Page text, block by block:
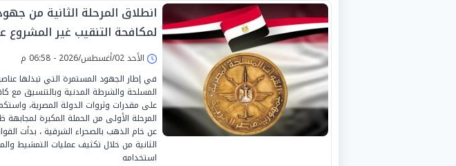
انطلاق المرحلة الثانية من
لمكافحة التنقيب غير
الأحد 02/أغسطس/2026 - 06:58 م
في إطار الجهود المستمرة التي تبذلها
المسلحة والشرطة المدنية وبالتنسيق مع
على مقدرات وثروات الدولة المصرية،
المرحلة الأولى من الحملة المكبرة لمجابهة
عن خام الذهب بالصحراء الشرقية ، بدأت
الثانية من خلال تكثيف عمليات التمشيط
استخدامه